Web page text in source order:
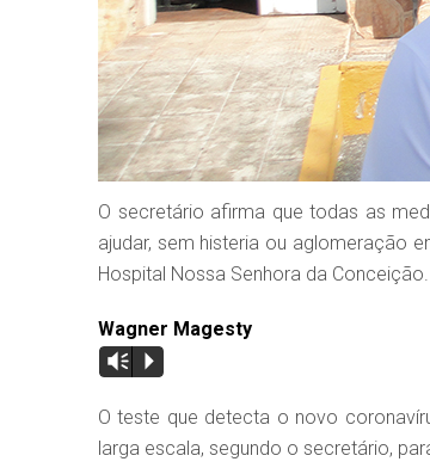
O secretário afirma que todas as
ajudar, sem histeria ou aglomeração
Hospital Nossa Senhora da
Wagner Magesty
Vm P
O teste que detecta o novo
larga escala, segundo o secretário,